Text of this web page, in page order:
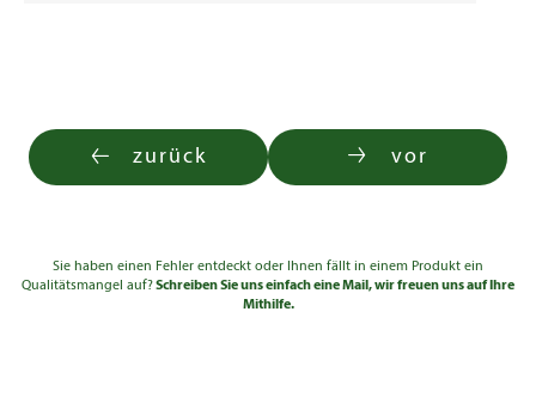
zurück vor
Sie haben einen Fehler entdeckt oder Ihnen fällt in einem Produkt ein
Qualitätsmangel auf?Schreiben Sie uns einfach eine Mail, wir freuen uns auf Ihre
Mithilfe.